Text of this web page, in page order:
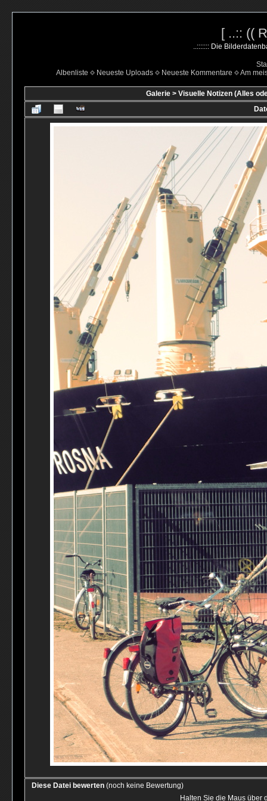
[ ..:: ((
..::::::: Die
Albenliste
Neueste Uploads Neueste Kommentare Am
Galerie> Visuelle Notizen (Alles
Diese Datei bewerten (noch keine Bewertung)
Halten Sie die Maus über